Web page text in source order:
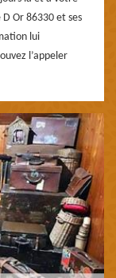
Or 86330 et ses
lui
l’appeler